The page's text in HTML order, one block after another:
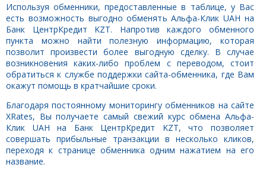
Используя обменники, предоставленные в таблице, у Вас
есть возможность выгодно обменять Альфа-Клик UAH на
Банк ЦентрКредит KZT. Напротив каждого обменного
пункта можно найти полезную информацию, которая
позволит произвести более выгодную сделку. В случае
возникновения каких-либо проблем с переводом, стоит
обратиться к службе поддержки сайта-обменника, где Вам
окажут помощь в кратчайшие сроки.
Благодаря постоянному мониторингу обменников на сайте
XRates, Вы получаете самый свежий курс обмена Альфа-
Клик UAH на Банк ЦентрКредит KZT, что позволяет
совершать прибыльные транзакции в несколько кликов,
переходя к странице обменника одним нажатием на его
название.